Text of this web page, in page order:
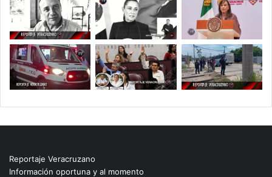
Reportaje Veracruzano
Información oportuna y al momento